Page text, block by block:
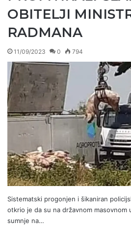
OBITELJI
RADMANA
11/09/2023 0 794
Sistematski progonjen i šikaniran
otkrio je da su na državnom masovnom
sumnje na…